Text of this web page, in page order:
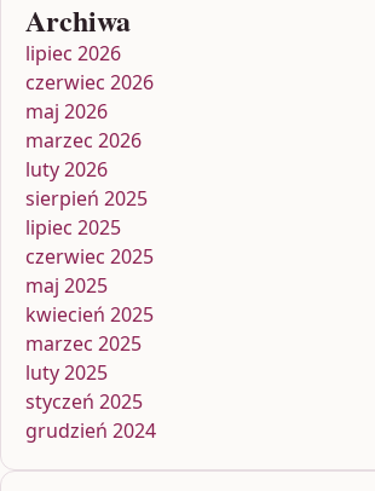
Archiwa
lipiec 2026
czerwiec 2026
maj 2026
marzec 2026
luty 2026
sierpień 2025
lipiec 2025
czerwiec 2025
maj 2025
kwiecień 2025
marzec 2025
luty 2025
styczeń 2025
grudzień 2024